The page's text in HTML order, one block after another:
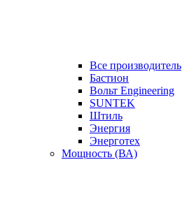
Все производитель
Бастион
Вольт Engineering
SUNTEK
Штиль
Энергия
Энерготех
Мощность (ВА)